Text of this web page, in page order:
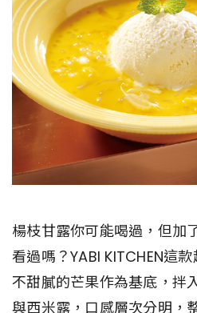
楊枝甘露你可能喝過，但加
看過嗎？YABI KITCHEN這
不甜膩的芒果作為基底，拌
與西米露，口感層次分明，